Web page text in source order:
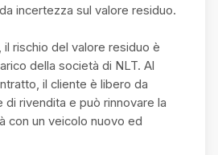
incertezza sul valore residuo.
il rischio del valore residuo è
della società di NLT. Al
il cliente è libero da
di rivendita e può rinnovare la
con un veicolo nuovo ed